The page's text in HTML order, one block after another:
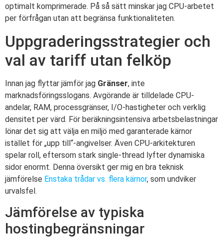
optimalt komprimerade. På så sätt minskar jag CPU-arbetet
per förfrågan utan att begränsa funktionaliteten.
Uppgraderingsstrategier och
val av tariff utan felköp
Innan jag flyttar jämför jag Gränser, inte
marknadsföringsslogans. Avgörande är tilldelade CPU-
andelar, RAM, processgränser, I/O-hastigheter och verklig
densitet per värd. För beräkningsintensiva arbetsbelastningar
lönar det sig att välja en miljö med garanterade kärnor
istället för „upp till“-angivelser. Även CPU-arkitekturen
spelar roll, eftersom stark single-thread lyfter dynamiska
sidor enormt. Denna översikt ger mig en bra teknisk
jämförelse Enstaka trådar vs. flera kärnor, som undviker
urvalsfel.
Jämförelse av typiska
hostingbegränsningar